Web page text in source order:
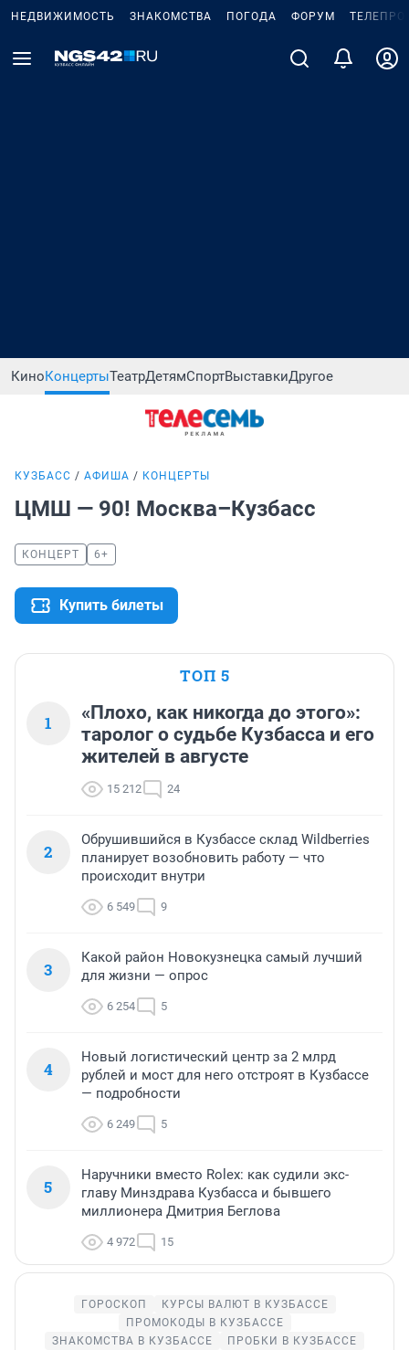
НЕДВИЖИМОСТЬ ЗНАКОМСТВА ПОГОДА ФОРУМ
КиноКонцертыТеатрДетямСпортВыставкиДругое
КУЗБАСС АФИША КОНЦЕРТЫ
ЦМШ — 90! Москва–Кузбасс
КОНЦЕРТ 6+
Купить билеты
ТОП 5
1
«Плохо, как никогда до этого»:
таролог о судьбе Кузбасса и его
жителей в августе
15 212 24
2
Обрушившийся в Кузбассе склад Wildberries
планирует возобновить работу — что
происходит внутри
6 549 9
3
Какой район Новокузнецка самый лучший
для жизни — опрос
6 254 5
4
Новый логистический центр за 2 млрд
рублей и мост для него отстроят в Кузбассе
— подробности
6 249 5
5
Наручники вместо Rolex: как судили экс-
главу Минздрава Кузбасса и бывшего
миллионера Дмитрия Беглова
4 972 15
ГОРОСКОП
КУРСЫ ВАЛЮТ В КУЗБАССЕ
ПРОМОКОДЫ В КУЗБАССЕ
ЗНАКОМСТВА В КУЗБАССЕ
ПРОБКИ В КУЗБАССЕ